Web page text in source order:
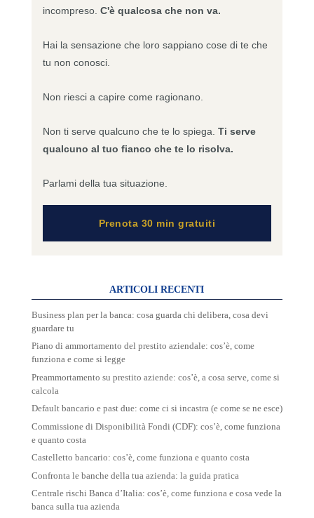
incompreso. C'è qualcosa che non va.
Hai la sensazione che loro sappiano cose di te che
tu non conosci.
Non riesci a capire come ragionano.
Non ti serve qualcuno che te lo spiega. Ti serve
qualcuno al tuo fianco che te lo risolva.
Parlami della tua situazione.
Prenota 30 min gratuiti
ARTICOLI RECENTI
Business plan per la banca: cosa guarda chi delibera, cosa devi
guardare tu
Piano di ammortamento del prestito aziendale: cos’è, come
funziona e come si legge
Preammortamento su prestito aziende: cos’è, a cosa serve, come si
calcola
Default bancario e past due: come ci si incastra (e come se ne esce)
Commissione di Disponibilità Fondi (CDF): cos’è, come funziona
e quanto costa
Castelletto bancario: cos’è, come funziona e quanto costa
Confronta le banche della tua azienda: la guida pratica
Centrale rischi Banca d’Italia: cos’è, come funziona e cosa vede la
banca sulla tua azienda